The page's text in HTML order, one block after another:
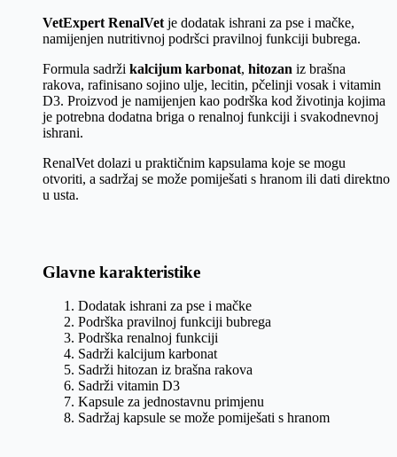
VetExpert RenalVet je dodatak ishrani za pse i mačke,
namijenjen nutritivnoj podršci pravilnoj funkciji bubrega.
Formula sadrži kalcijum karbonat, hitozan iz brašna
rakova, rafinisano sojino ulje, lecitin, pčelinji vosak i vitamin
D3. Proizvod je namijenjen kao podrška kod životinja kojima
je potrebna dodatna briga o renalnoj funkciji i svakodnevnoj
ishrani.
RenalVet dolazi u praktičnim kapsulama koje se mogu
otvoriti, a sadržaj se može pomiješati s hranom ili dati direktno
u usta.
Glavne karakteristike
Dodatak ishrani za pse i mačke
Podrška pravilnoj funkciji bubrega
Podrška renalnoj funkciji
Sadrži kalcijum karbonat
Sadrži hitozan iz brašna rakova
Sadrži vitamin D3
Kapsule za jednostavnu primjenu
Sadržaj kapsule se može pomiješati s hranom